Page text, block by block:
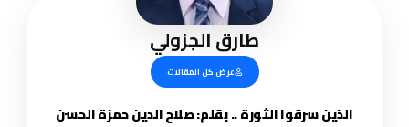
طارق الجزولي
عرض كل المقالات
الذين سرقوا الثورة .. بقلم: صلاح الدين حمزة الحسن